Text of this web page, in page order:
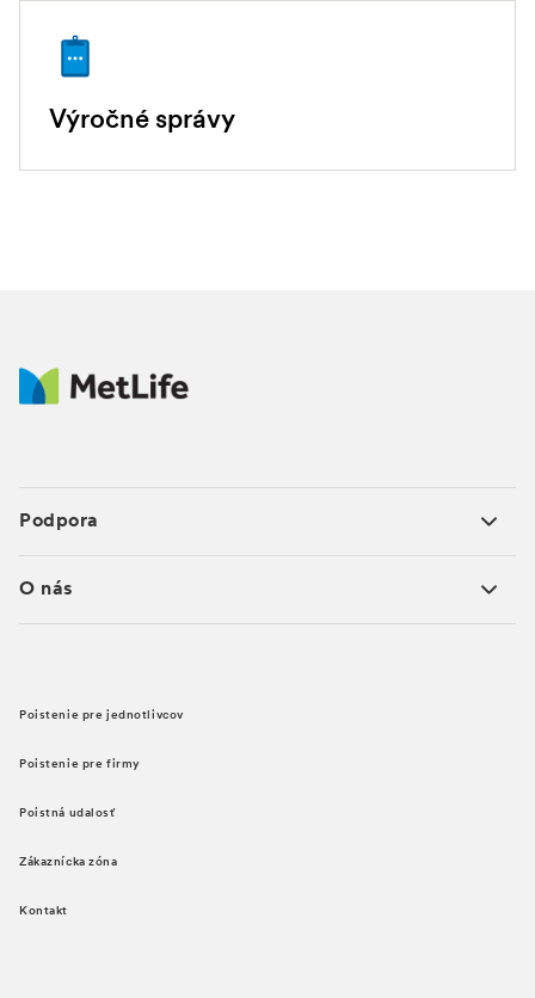
Výročné správy
Podpora
O nás
Poistenie pre jednotlivcov
Poistenie pre firmy
Poistná udalosť
Zákaznícka zóna
Kontakt